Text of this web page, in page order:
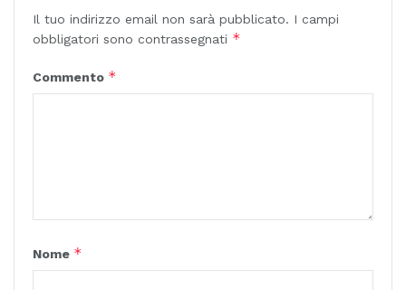
Il tuo indirizzo email non sarà pubblicato. I campi
obbligatori sono contrassegnati *
Commento *
Nome *